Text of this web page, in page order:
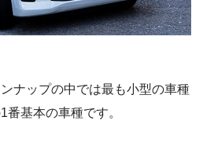
ナップの中では最も小型の車種
基本の車種です。